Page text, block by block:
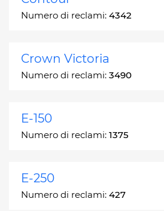
Numero di reclami: 4342
Crown Victoria
Numero di reclami: 3490
E-150
Numero di reclami: 1375
E-250
Numero di reclami: 427